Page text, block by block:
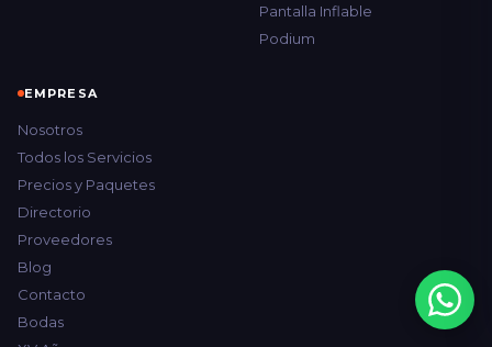
Pantalla Inflable
Podium
EMPRESA
Nosotros
Todos los Servicios
Precios y Paquetes
Directorio
Proveedores
Blog
Contacto
Bodas